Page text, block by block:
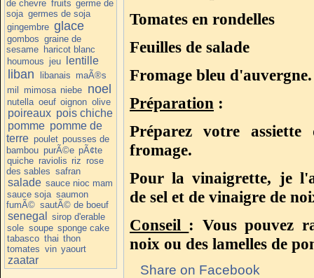
de chevre fruits germe de
soja germes de soja
gingembre glace
gombos graine de
sesame haricot blanc
houmous jeu lentille
liban libanais maÃ®s
mil mimosa niebe noel
nutella oeuf oignon olive
poireaux pois chiche
pomme pomme de
terre poulet pousses de
bambou purÃ©e pÃ¢te
quiche raviolis riz rose
des sables safran
salade sauce nioc mam
sauce soja saumon
fumÃ© sautÃ© de boeuf
senegal
sirop d'erable
sole soupe sponge cake
tabasco thai thon
tomates vin yaourt
zaatar
Tomates en rondelles
Feuilles de salade
Fromage bleu d'auvergne.
Préparation :
Préparez votre
fromage.
Pour la vinaigrette, je
de sel et de vinaigre de
Conseil : Vous pouvez
noix ou des lamelles de
Share on Facebook